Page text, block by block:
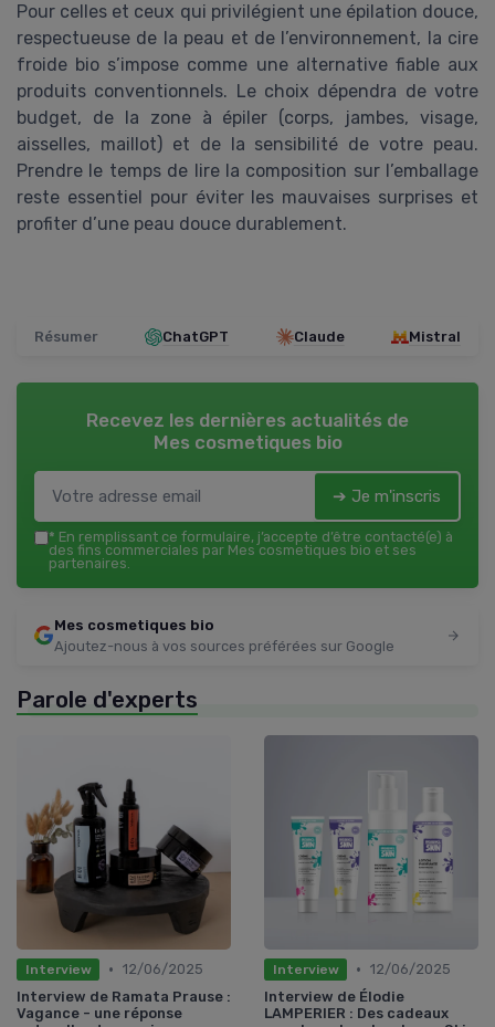
Pour celles et ceux qui privilégient une épilation douce,
respectueuse de la peau et de l’environnement, la cire
froide bio s’impose comme une alternative fiable aux
produits conventionnels. Le choix dépendra de votre
budget, de la zone à épiler (corps, jambes, visage,
aisselles, maillot) et de la sensibilité de votre peau.
Prendre le temps de lire la composition sur l’emballage
reste essentiel pour éviter les mauvaises surprises et
profiter d’une peau douce durablement.
Résumer ChatGPT Claude Mistral
Recevez les dernières actualités de
Mes cosmetiques bio
➔ Je m'inscris
* En remplissant ce formulaire, j’accepte d’être contacté(e) à
des fins commerciales par Mes cosmetiques bio et ses
partenaires.
Mes cosmetiques bio
Ajoutez-nous à vos sources préférées sur Google
Parole d'experts
Interview • 12/06/2025
Interview de Ramata Prause :
Vagance - une réponse
Interview • 12/06/2025
Interview de Élodie
LAMPERIER : Des cadeaux